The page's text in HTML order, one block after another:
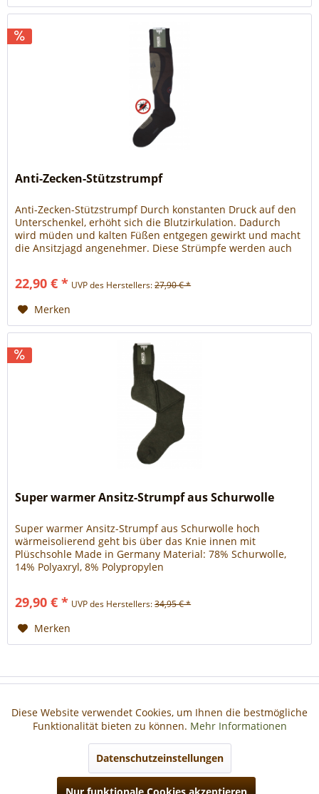
Anti-Zecken-Stützstrumpf
Anti-Zecken-Stützstrumpf Durch konstanten Druck auf den
Unterschenkel, erhöht sich die Blutzirkulation. Dadurch
wird müden und kalten Füßen entgegen gewirkt und macht
die Ansitzjagd angenehmer. Diese Strümpfe werden auch
auch bei der Ansitzjagd gerne genutzt. Permanenter...
22,90 € * UVP des Herstellers:27,90 € *
Merken
Super warmer Ansitz-Strumpf aus Schurwolle
Super warmer Ansitz-Strumpf aus Schurwolle hoch
wärmeisolierend geht bis über das Knie innen mit
Plüschsohle Made in Germany Material: 78% Schurwolle,
14% Polyaxryl, 8% Polypropylen
29,90 € * UVP des Herstellers:34,95 € *
Merken
Funktionale Aktiv
Diese Website verwendet Cookies, um Ihnen die bestmögliche
Funktionalität bieten zu können. Mehr Informationen
Datenschutzeinstellungen